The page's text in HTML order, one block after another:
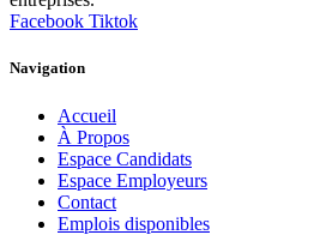
Facebook Tiktok
Navigation
Accueil
À Propos
Espace Candidats
Espace Employeurs
Contact
Emplois disponibles